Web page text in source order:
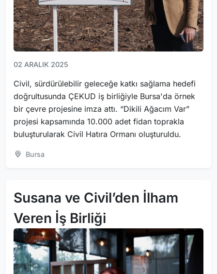
02 ARALIK 2025
Civil, sürdürülebilir geleceğe katkı sağlama hedefi
doğrultusunda ÇEKUD iş birliğiyle Bursa'da örnek
bir çevre projesine imza attı. “Dikili Ağacım Var”
projesi kapsamında 10.000 adet fidan toprakla
buluşturularak Civil Hatıra Ormanı oluşturuldu.
Bursa
Susana ve Civil’den İlham
Veren İş Birliği